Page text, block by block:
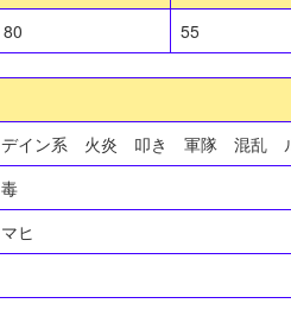
80 55
イン系 火炎 叩き 軍隊 混乱
ヒ